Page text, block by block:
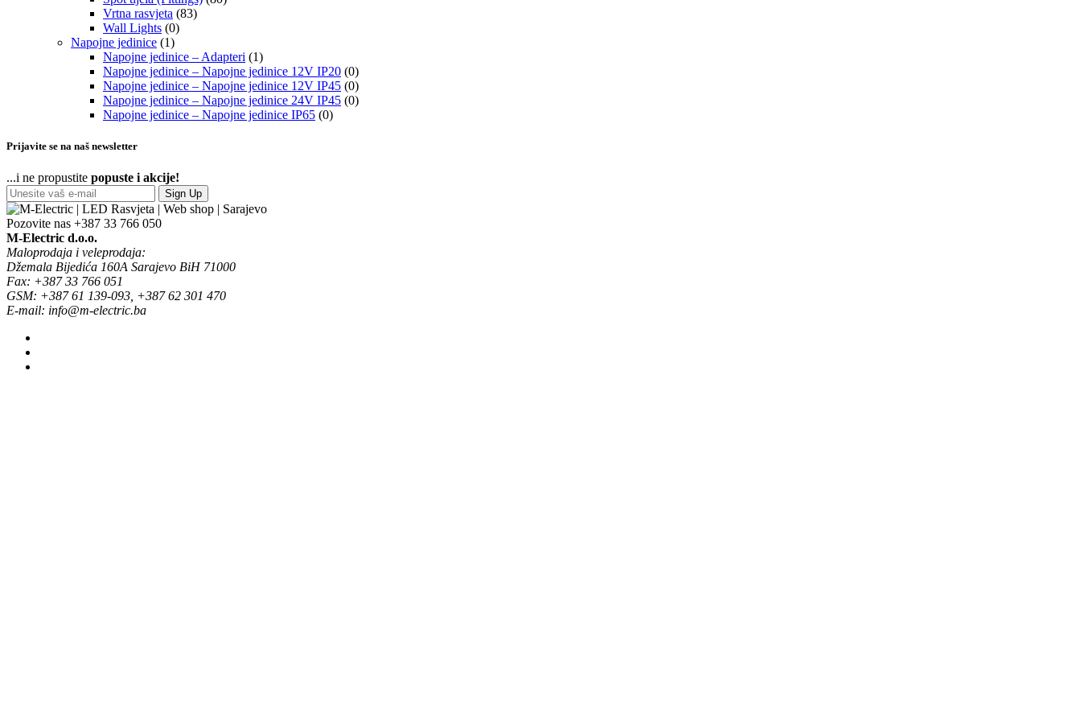
Vrtna rasvjeta (83)
Wall Lights (0)
Napojne jedinice (1)
Napojne jedinice – Adapteri (1)
Napojne jedinice – Napojne jedinice 12V IP20 (0)
Napojne jedinice – Napojne jedinice 12V IP45 (0)
Napojne jedinice – Napojne jedinice 24V IP45 (0)
Napojne jedinice – Napojne jedinice IP65 (0)
Prijavite se na naš newsletter
...i ne propustite popuste i akcije!
Sign Up
Pozovite nas +387 33 766 050
M-Electric d.o.o.
Maloprodaja i veleprodaja:
Džemala Bijedića 160A Sarajevo BiH 71000
Fax: +387 33 766 051
GSM: +387 61 139-093, +387 62 301 470
E-mail: info@m-electric.ba